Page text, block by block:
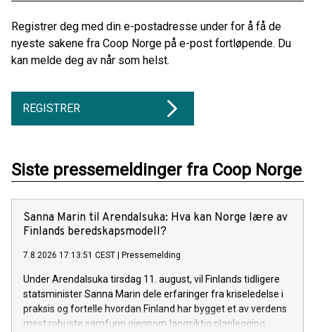
Registrer deg med din e-postadresse under for å få de
nyeste sakene fra Coop Norge på e-post fortløpende. Du
kan melde deg av når som helst.
REGISTRER
Siste pressemeldinger fra Coop Norge
Sanna Marin til Arendalsuka: Hva kan Norge lære av
Finlands beredskapsmodell?
7.8.2026 17:13:51 CEST Pressemelding
Under Arendalsuka tirsdag 11. august, vil Finlands tidligere
statsminister Sanna Marin dele erfaringer fra kriseledelse i
praksis og fortelle hvordan Finland har bygget et av verdens
mest robuste samfunn gjennom langsiktig planlegging,